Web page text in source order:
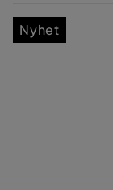
Nyhet